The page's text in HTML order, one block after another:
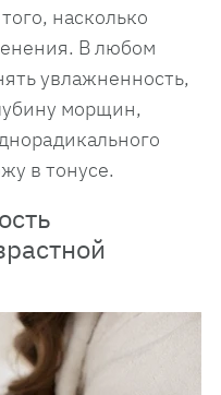
насколько
В любом
увлажненность,
морщин,
в тонусе.